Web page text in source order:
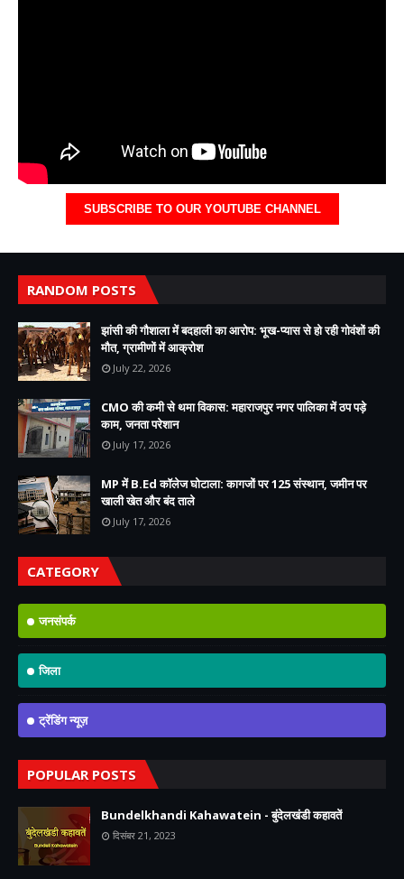
SUBSCRIBE TO OUR YOUTUBE CHANNEL
RANDOM POSTS
झांसी की गौशाला में बदहाली का आरोप: भूख-प्यास से हो रही गोवंशों की
मौत, ग्रामीणों में आक्रोश
July 22, 2026
CMO की कमी से थमा विकास: महाराजपुर नगर पालिका में ठप पड़े
काम, जनता परेशान
July 17, 2026
MP में B.Ed कॉलेज घोटाला: कागजों पर 125 संस्थान, जमीन पर
खाली खेत और बंद ताले
July 17, 2026
CATEGORY
जनसंपर्क
जिला
ट्रेंडिंग न्यूज़
POPULAR POSTS
Bundelkhandi Kahawatein - बुंदेलखंडी कहावतें
दिसंबर 21, 2023